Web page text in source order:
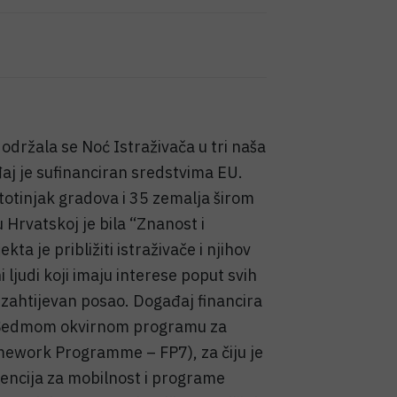
se Noć Istraživača u tri naša
je sufinanciran sredstvima EU.
gradova i 35 zemalja širom
Hrvatskoj je bila “Znanost i
je približiti istraživače i njihov
ljudi koji imaju interese poput svih
posao. Događaj financira
okvirnom programu za
Programme – FP7), za čiju je
za mobilnost i programe